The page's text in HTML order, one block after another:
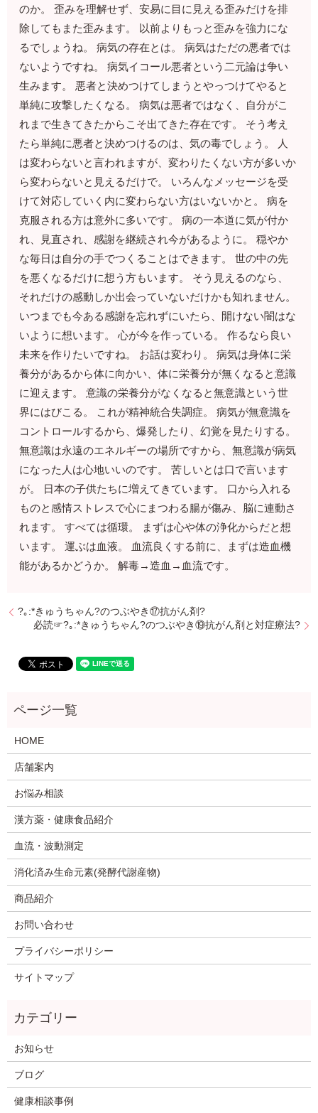
のか。 歪みを理解せず、安易に目に見える歪みだけを排
除してもまた歪みます。 以前よりもっと歪みを強力にな
るでしょうね。 病気の存在とは。 病気はただの悪者では
ないようですね。 病気イコール悪者という二元論は争い
生みます。 悪者と決めつけてしまうとやっつけてやると
単純に攻撃したくなる。 病気は悪者ではなく、自分がこ
れまで生きてきたからこそ出てきた存在です。 そう考え
たら単純に悪者と決めつけるのは、気の毒でしょう。 人
は変わらないと言われますが、変わりたくない方が多いか
ら変わらないと見えるだけで。 いろんなメッセージを受
けて対応していく内に変わらない方はいないかと。 病を
克服される方は意外に多いです。 病の一本道に気が付か
れ、見直され、感謝を継続され今があるように。 穏やか
な毎日は自分の手でつくることはできます。 世の中の先
を悪くなるだけに想う方もいます。 そう見えるのなら、
それだけの感動しか出会っていないだけかも知れません。
いつまでも今ある感謝を忘れずにいたら、開けない闇はな
いように想います。 心が今を作っている。 作るなら良い
未来を作りたいですね。 お話は変わり。 病気は身体に栄
養分があるから体に向かい、体に栄養分が無くなると意識
に迎えます。 意識の栄養分がなくなると無意識という世
界にはびこる。 これが精神統合失調症。 病気が無意識を
コントロールするから、爆発したり、幻覚を見たりする。
無意識は永遠のエネルギーの場所ですから、無意識が病気
になった人は心地いいのです。 苦しいとは口で言います
が。 日本の子供たちに増えてきています。 口から入れる
ものと感情ストレスで心にまつわる腸が傷み、脳に連動さ
れます。 すべては循環。 まずは心や体の浄化からだと想
います。 運ぶは血液。 血流良くする前に、まずは造血機
能があるかどうか。 解毒→造血→血流です。
?｡:*きゅうちゃん?のつぶやき⑰抗がん剤?
必読☞?｡:*きゅうちゃん?のつぶやき⑲抗がん剤と対症療法?
HOME
店舗案内
お悩み相談
漢方薬・健康食品紹介
血流・波動測定
消化済み生命元素(発酵代謝産物)
商品紹介
お問い合わせ
プライバシーポリシー
サイトマップ
お知らせ
ブログ
健康相談事例